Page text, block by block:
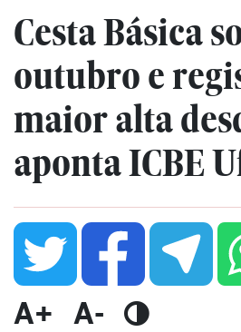
Cesta Básica
outubro e
maior alta
aponta ICBE
A+ A-